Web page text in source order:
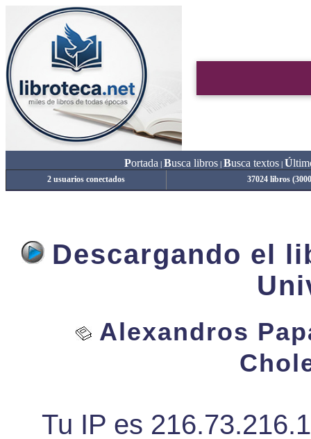
Portada Busca libros| Busca textos| Ú
2 usuarios conectados 37024 libros
Descargando el
Alexandros
Tu IP es